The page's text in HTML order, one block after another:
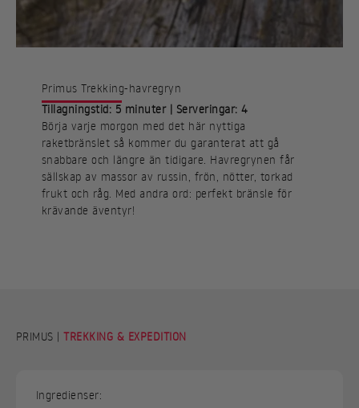
Primus Trekking-havregryn
Tillagningstid: 5 minuter | Serveringar: 4
Börja varje morgon med det här nyttiga
raketbränslet så kommer du garanterat att gå
snabbare och längre än tidigare. Havregrynen får
sällskap av massor av russin, frön, nötter, torkad
frukt och råg. Med andra ord: perfekt bränsle för
krävande äventyr!
PRIMUS |TREKKING & EXPEDITION
Ingredienser: